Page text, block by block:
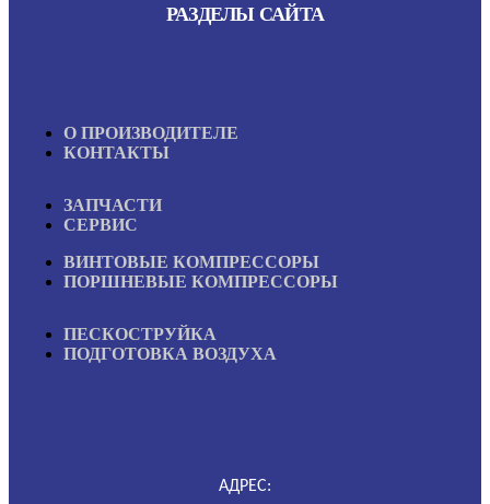
РАЗДЕЛЫ САЙТА
О ПРОИЗВОДИТЕЛЕ
КОНТАКТЫ
ЗАПЧАСТИ
СЕРВИС
ВИНТОВЫЕ КОМПРЕССОРЫ
ПОРШНЕВЫЕ КОМПРЕССОРЫ
ПЕСКОСТРУЙКА
ПОДГОТОВКА ВОЗДУХА
АДРЕС: